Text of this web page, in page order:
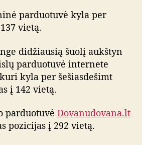
l
parduotuvė kyla per
vietą.
didžiausią šuolį aukštyn
parduotuvė internete
kyla per šešiasdešimt
į 142 vietą.
parduotuvė Dovanudovana.lt
pozicijas į 292 vietą.